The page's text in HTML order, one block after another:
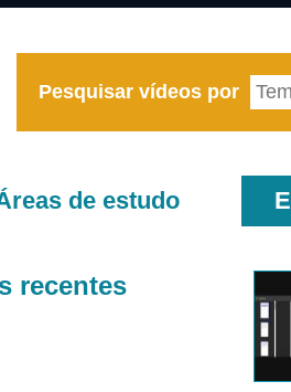
Pesquisar vídeos por
de estudo
recentes